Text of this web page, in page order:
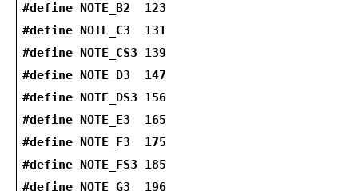
#define NOTE_B2  123
#define NOTE_C3  131
#define NOTE_CS3 139
#define NOTE_D3  147
#define NOTE_DS3 156
#define NOTE_E3  165
#define NOTE_F3  175
#define NOTE_FS3 185
#define NOTE_G3  196